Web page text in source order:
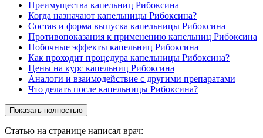
Преимущества капельниц Рибоксина
Когда назначают капельницы Рибоксина?
Состав и форма выпуска капельницы Рибоксина
Противопоказания к применению капельниц Рибоксина
Побочные эффекты капельниц Рибоксина
Как проходит процедура капельницы Рибоксина?
Цены на курс капельниц Рибоксина
Аналоги и взаимодействие с другими препаратами
Что делать после капельницы Рибоксина?
Показать полностью
Статью на странице написал врач: